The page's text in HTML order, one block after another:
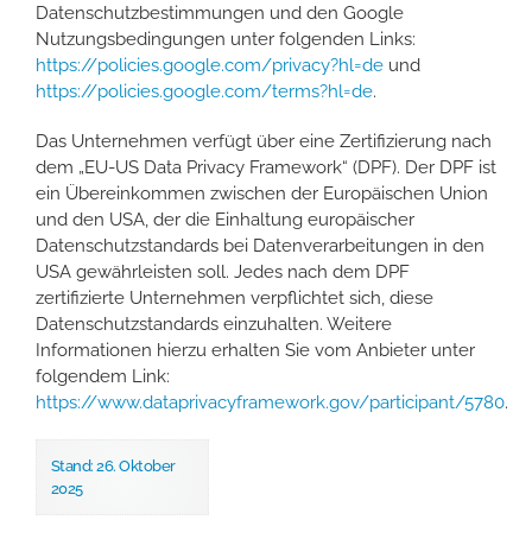
Datenschutzbestimmungen und den Google
Nutzungsbedingungen unter folgenden Links:
https://policies.google.com/privacy?hl=deund
https://policies.google.com/terms?hl=de.
Das Unternehmen verfügt über eine Zertifizierung nach
dem „EU-US Data Privacy Framework“ (DPF). Der DPF ist
ein Übereinkommen zwischen der Europäischen Union
und den USA, der die Einhaltung europäischer
Datenschutzstandards bei Datenverarbeitungen in den
USA gewährleisten soll. Jedes nach dem DPF
zertifizierte Unternehmen verpflichtet sich, diese
Datenschutzstandards einzuhalten. Weitere
Informationen hierzu erhalten Sie vom Anbieter unter
folgendem Link:
https://www.dataprivacyframework.gov/participant/5780.
Stand: 26. Oktober
2025